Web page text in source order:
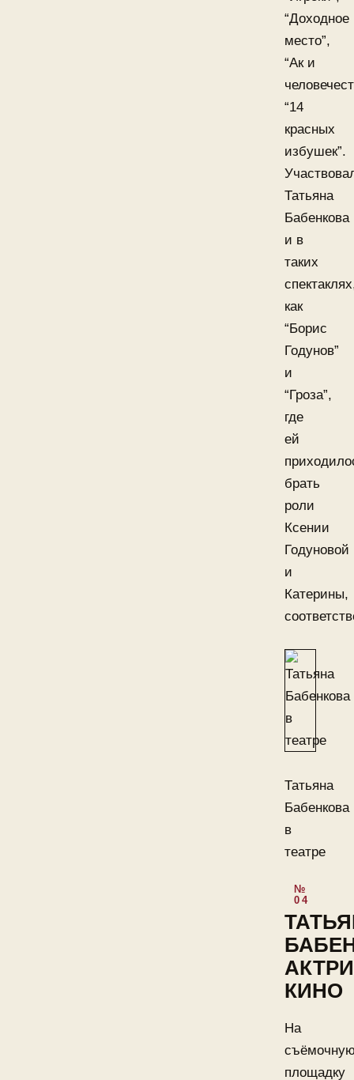
“Доходное
место”,
“Ак и
“14
красных
избушек”.
Татьяна
Бабенкова
и в
таких
как
“Борис
Годунов”
и
“Гроза”,
где
ей
брать
роли
Ксении
Годуновой
и
Катерины,
Татьяна
Бабенкова
в
театре
КИНО
На
площадку